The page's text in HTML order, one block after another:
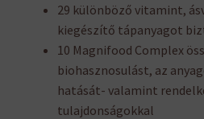
29 különböző vitamint,
kiegészítő tápanyagot
10 Magnifood Complex
biohasznosulást, az
hatását- valamint
tulajdonságokkal